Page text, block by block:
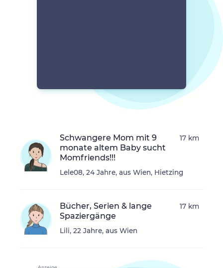
Schwangere Mom mit 9
monate altem Baby sucht
Momfriends!!!
Lele08, 24 Jahre, aus Wien, Hietzing
17 km
Bücher, Serien & lange
Spaziergänge
Lili, 22 Jahre, aus Wien
17 km